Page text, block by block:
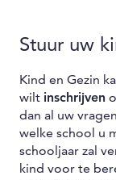
Stuur uw
Kind en Gezin
wilt inschrijven
dan al uw
welke school u
schooljaar zal
kind voor te